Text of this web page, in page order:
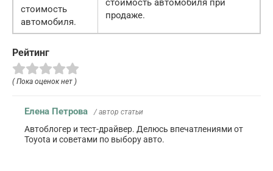
стоимость
автомобиля.
стоимость автомобиля при
продаже.
Рейтинг
( Пока оценок нет )
Елена Петрова / автор статьи
Автоблогер и тест-драйвер. Делюсь впечатлениями от
Toyota и советами по выбору авто.